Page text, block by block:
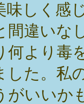
味しく感
間違いな
何より毒
した。私
がいいか